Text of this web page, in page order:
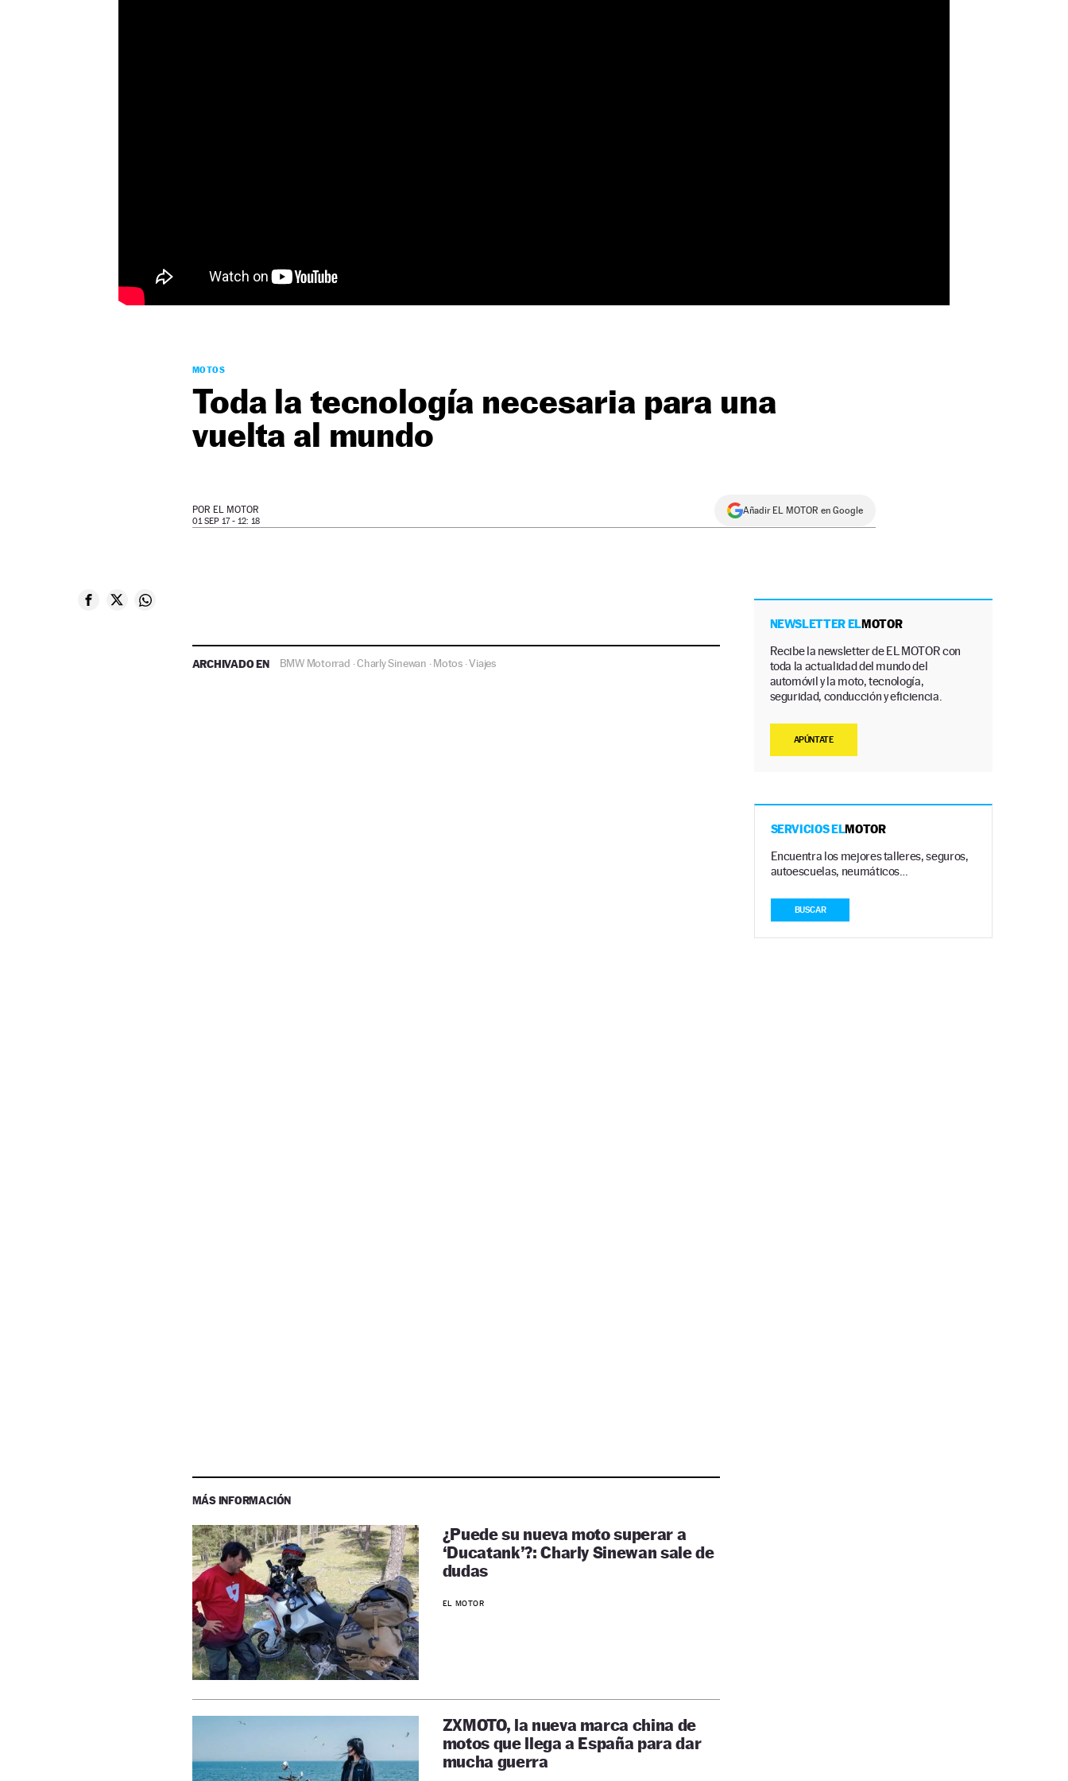
MOTOS
Toda la tecnología necesaria para una
vuelta al mundo
POR EL MOTOR
01 SEP 17 - 12: 18
Añadir EL MOTOR en Google
ARCHIVADO EN BMW Motorrad ·Charly Sinewan ·Motos ·Viajes
MÁS INFORMACIÓN
¿Puede su nueva moto superar a
‘Ducatank’?: Charly Sinewan sale de
dudas
EL MOTOR
ZXMOTO, la nueva marca china de
motos que llega a España para dar
mucha guerra
NEWSLETTER ELMOTOR
Recibe la newsletter de EL MOTOR con
toda la actualidad del mundo del
automóvil y la moto, tecnología,
seguridad, conducción y eficiencia.
APÚNTATE
SERVICIOS ELMOTOR
Encuentra los mejores talleres, seguros,
autoescuelas, neumáticos…
BUSCAR